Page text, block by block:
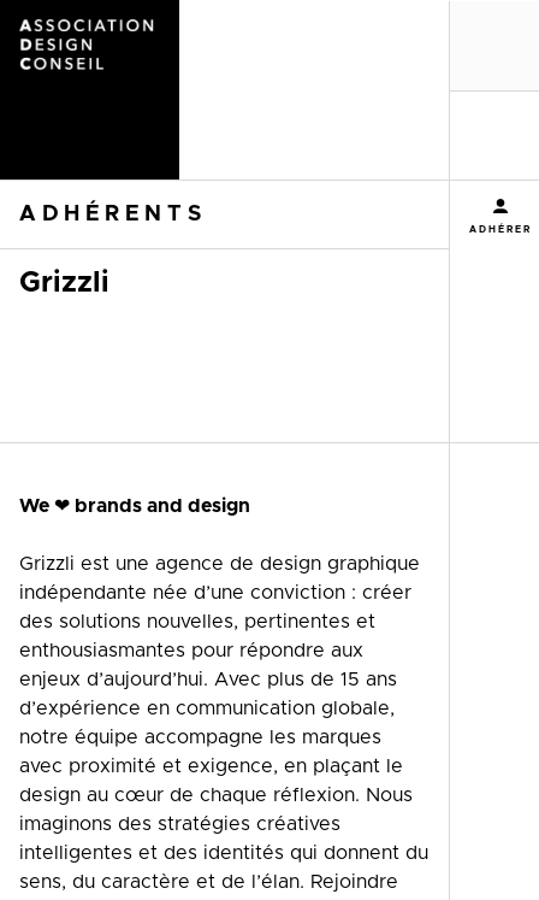
ADHÉRER
ADHÉRENTS
Grizzli
We ❤ brands and design
Grizzli est une agence de design graphique
indépendante née d’une conviction : créer
des solutions nouvelles, pertinentes et
enthousiasmantes pour répondre aux
enjeux d’aujourd’hui. Avec plus de 15 ans
d’expérience en communication globale,
notre équipe accompagne les marques
avec proximité et exigence, en plaçant le
design au cœur de chaque réflexion. Nous
imaginons des stratégies créatives
intelligentes et des identités qui donnent du
sens, du caractère et de l’élan. Rejoindre